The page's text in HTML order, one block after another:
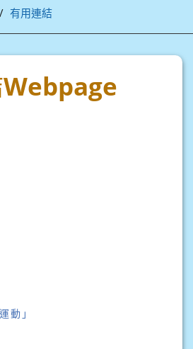
有用連結
Webpage
動」